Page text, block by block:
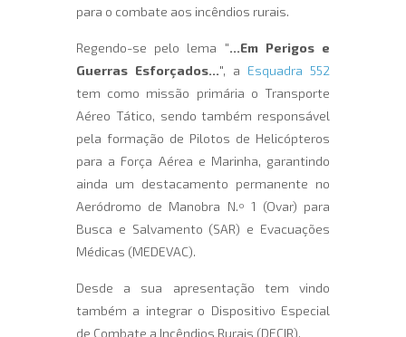
para o combate aos incêndios rurais.
Regendo-se pelo lema "...Em Perigos e
Guerras Esforçados...", a Esquadra 552
tem como missão primária o Transporte
Aéreo Tático, sendo também responsável
pela formação de Pilotos de Helicópteros
para a Força Aérea e Marinha, garantindo
ainda um destacamento permanente no
Aeródromo de Manobra N.º 1 (Ovar) para
Busca e Salvamento (SAR) e Evacuações
Médicas (MEDEVAC).
Desde a sua apresentação tem vindo
também a integrar o Dispositivo Especial
de Combate a Incêndios Rurais (DECIR).